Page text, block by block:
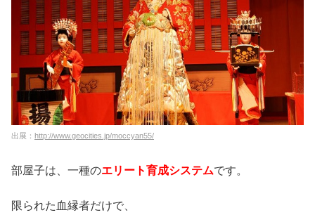
出展： http://www.geocities.jp/moccyan55/
部屋子は、一種のエリート育成システムです。
限られた血縁者だけで、